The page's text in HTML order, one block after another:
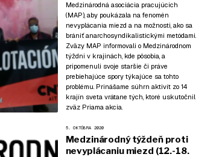
Medzinárodná asociácia pracujúcich
(MAP), aby poukázala na fenomén
nevyplácania miezd a na možnosti, ako sa
brániť anarchosyndikalistickými metódami.
Zväzy MAP informovali o Medzinárodnom
týždni v krajinách, kde pôsobia, a
pripomenuli svoje staršie či práve
prebiehajúce spory týkajúce sa tohto
problému. Prinášame súhrn aktivít zo 14
krajín sveta vrátane tých, ktoré uskutočnil
zväz Priama akcia.
5. OKTÓBRA 2020
Medzinárodný týždeň proti
nevyplácaniu miezd (12.-18.